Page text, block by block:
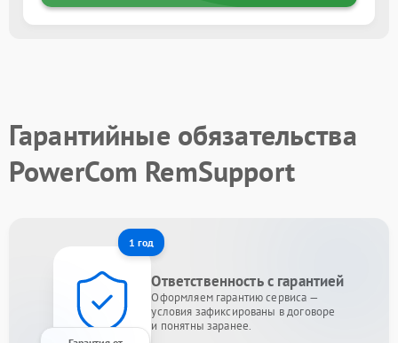
Гарантийные обязательства
PowerCom RemSupport
1 год
Ответственность с гарантией
Оформляем гарантию сервиса —
условия зафиксированы в договоре
и понятны заранее.